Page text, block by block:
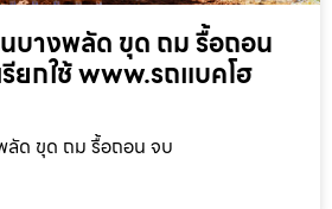
บางพลัด ขุด ถม รื้อถอน
รียกใช้ www.รถแบคโฮ
ลัด ขุด ถม รื้อถอน จบ